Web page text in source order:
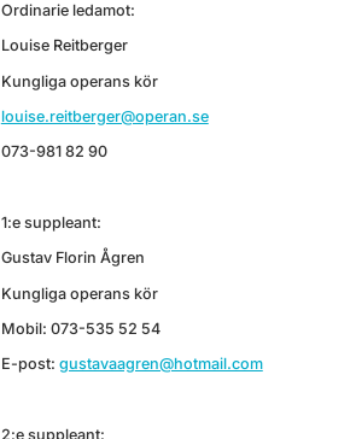
Ordinarie ledamot:
Louise Reitberger
Kungliga operans kör
louise.reitberger@operan.se
073-981 82 90
1:e suppleant:
Gustav Florin Ågren
Kungliga operans kör
Mobil: 073-535 52 54
E-post: gustavaagren@hotmail.com
2:e suppleant: